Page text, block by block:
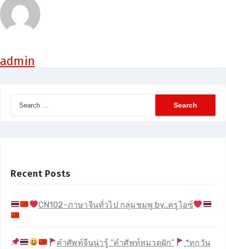
admin
Search
for:
Recent Posts
CN102-ภาษาจีนทั่วไป กลุ่มชมพู by..ครูไอซ์
คำศัพท์จีนน่ารู้ “คำศัพท์หมวดผัก”
*ทุกวัน